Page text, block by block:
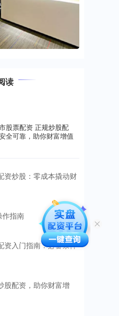
读
股票配资 正规炒股配
全可靠，助你财富增值
资炒股：零成本撬动财
作指南
资入门指南：必备条件
股配资，助你财富增